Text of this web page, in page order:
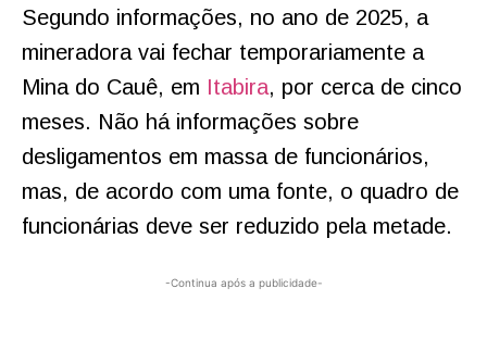
Segundo informações, no ano de 2025, a
mineradora vai fechar temporariamente a
Mina do Cauê, em Itabira, por cerca de cinco
meses. Não há informações sobre
desligamentos em massa de funcionários,
mas, de acordo com uma fonte, o quadro de
funcionárias deve ser reduzido pela metade.
-Continua após a publicidade-